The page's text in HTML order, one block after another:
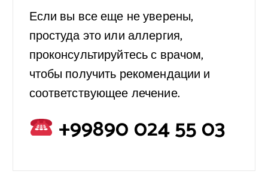
Если вы все еще не уверены,
простуда это или аллергия,
проконсультируйтесь с врачом,
чтобы получить рекомендации и
соответствующее лечение.
+99890 024 55 03